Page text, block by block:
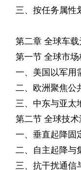
三、按任务属性
第二章 全球车
第一节 全球市
一、美国以军用
二、欧洲聚焦公
三、中东与亚太
第二节 全球技
一、垂直起降固
二、自主起降与
三、抗干扰通信